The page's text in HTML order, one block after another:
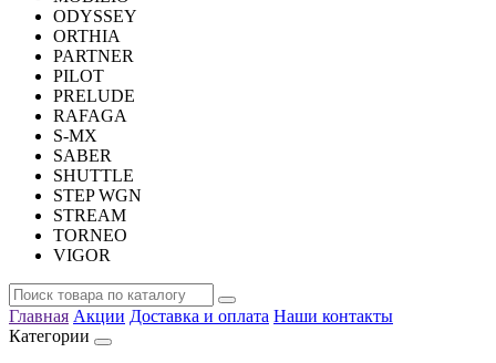
ODYSSEY
ORTHIA
PARTNER
PILOT
PRELUDE
RAFAGA
S-MX
SABER
SHUTTLE
STEP WGN
STREAM
TORNEO
VIGOR
Главная Акции Доставка и оплата Наши контакты
Категории